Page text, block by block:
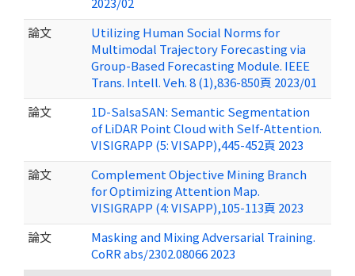
論文
Utilizing Human Social Norms for
Multimodal Trajectory Forecasting via
Group-Based Forecasting Module. IEEE
Trans. Intell. Veh. 8 (1),836-850頁 2023/01
論文
1D-SalsaSAN: Semantic Segmentation
of LiDAR Point Cloud with Self-Attention.
VISIGRAPP (5: VISAPP),445-452頁 2023
論文
Complement Objective Mining Branch
for Optimizing Attention Map.
VISIGRAPP (4: VISAPP),105-113頁 2023
論文
Masking and Mixing Adversarial Training.
CoRR abs/2302.08066 2023